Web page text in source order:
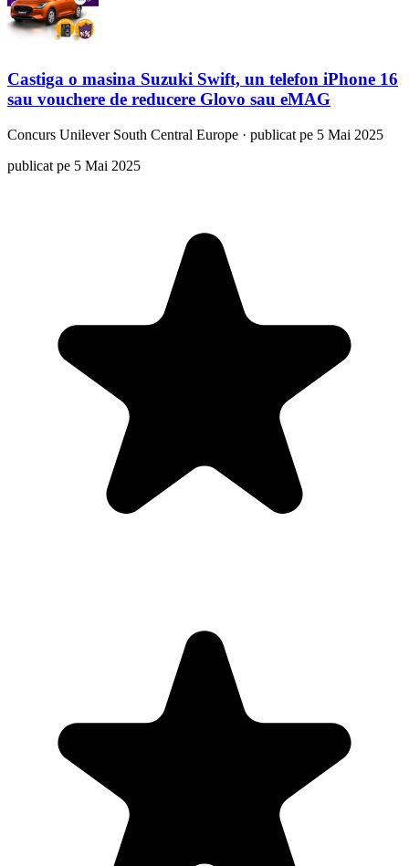
Castiga o masina Suzuki Swift, un telefon iPhone 16
sau vouchere de reducere Glovo sau eMAG
Concurs Unilever South Central Europe · publicat pe 5 Mai 2025
publicat pe 5 Mai 2025